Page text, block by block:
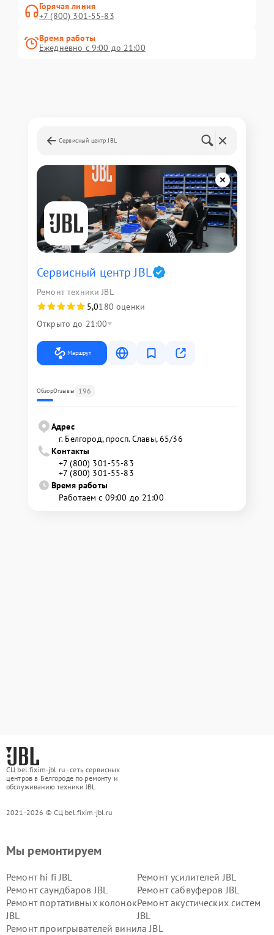
Горячая линия
+7 (800) 301-55-83
Время работы
Ежедневно с 9:00 до 21:00
Сервисный центр JBL
Сервисный центр JBL
Ремонт техники JBL
5,0180 оценки
Открыто до 21:00
Маршрут
ОбзорОтзывы 196
Адрес
г. Белгород, просп. Славы, 65/36
Контакты
+7 (800) 301-55-83
+7 (800) 301-55-83
Время работы
Работаем с 09:00 до 21:00
СЦ bel.fixim-jbl.ru - сеть сервисных
центров в Белгороде по ремонту и
обслуживанию техники JBL
2021-2026 © СЦ bel.fixim-jbl.ru
Мы ремонтируем
Ремонт hi fi JBL
Ремонт усилителей JBL
Ремонт саундбаров JBL
Ремонт сабвуферов JBL
Ремонт портативных колонок
JBL
Ремонт акустических систем
JBL
Ремонт проигрывателей винила JBL